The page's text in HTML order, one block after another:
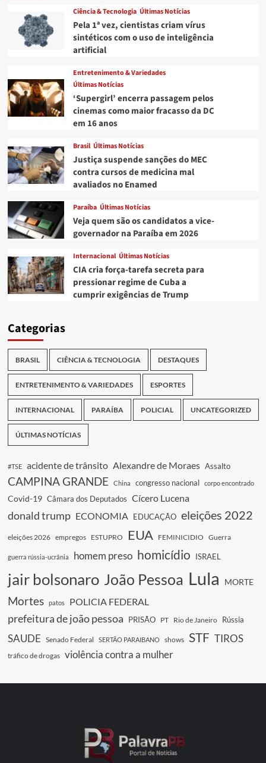
PEC
aprovada
piada
pronta”
Ciência & Tecnologia Últimas Notícias
Pela 1ª vez, cientistas criam vírus
sintéticos com o uso de inteligência
artificial
Entretenimento & Variedades
Últimas Notícias
‘Supergirl’ encerra passagem pelos
cinemas como maior fracasso da DC
em 16 anos
Brasil Últimas Notícias
Justiça suspende sanções do MEC
contra cursos de medicina mal
avaliados no Enamed
Paraíba Últimas Notícias
Veja quem são os candidatos a vice-
governador na Paraíba em 2026
Internacional Últimas Notícias
CIA cria força-tarefa secreta para
pressionar regime de Cuba a
cumprir exigências de Trump
Categorias
BRASIL CIÊNCIA & TECNOLOGIA DESTAQUES
ENTRETENIMENTO & VARIEDADES ESPORTES
INTERNACIONAL PARAÍBA POLICIAL UNCATEGORIZED
ÚLTIMAS NOTÍCIAS
#TSE acidente de trânsito Alexandre de Moraes Assalto
CAMPINA GRANDE China congresso nacional corpo encontrado
Covid-19 Câmara dos Deputados Cícero Lucena
donald trump ECONOMIA EDUCAÇÃO eleições 2022
eleições 2026 empregos ESTUPRO EUA FEMINICIDIO Guerra
guerra rússia-ucrânia homem preso homicídio ISRAEL
jair bolsonaro João Pessoa Lula MORTE
Mortes patos POLICIA FEDERAL
prefeitura de joão pessoa PRISÃO PT Rio de Janeiro Rússia
SAUDE Senado Federal SERTÃO PARAIBANO shows STF TIROS
tráfico de drogas violência contra a mulher